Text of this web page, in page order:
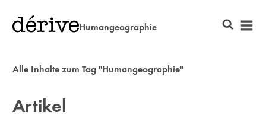
Humangeographie
Alle Inhalte zum Tag "Humangeographie"
Artikel